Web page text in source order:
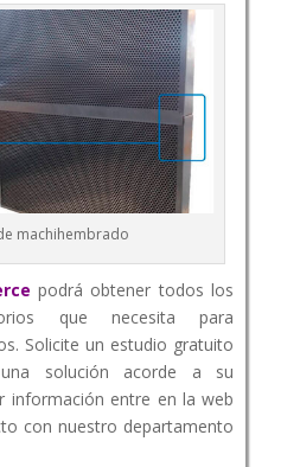
machihembrado
podrá obtener todos los
que necesita para
Solicite un estudio gratuito
solución acorde a su
información entre en la web
con nuestro departamento